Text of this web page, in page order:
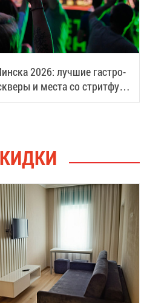
2026: луч­шие га­стро­
и ме­ста со стрит­фу­